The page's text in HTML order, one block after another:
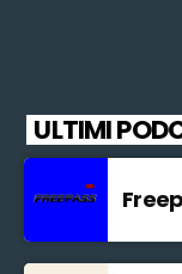
ULTIMI